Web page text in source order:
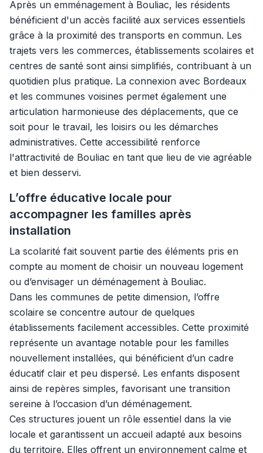
Après un emménagement à Bouliac, les résidents
bénéficient d'un accès facilité aux services essentiels
grâce à la proximité des transports en commun. Les
trajets vers les commerces, établissements scolaires et
centres de santé sont ainsi simplifiés, contribuant à un
quotidien plus pratique. La connexion avec Bordeaux
et les communes voisines permet également une
articulation harmonieuse des déplacements, que ce
soit pour le travail, les loisirs ou les démarches
administratives. Cette accessibilité renforce
l'attractivité de Bouliac en tant que lieu de vie agréable
et bien desservi.
L’offre éducative locale pour
accompagner les familles après
installation
La scolarité fait souvent partie des éléments pris en
compte au moment de choisir un nouveau logement
ou d’envisager un déménagement à Bouliac.
Dans les communes de petite dimension, l’offre
scolaire se concentre autour de quelques
établissements facilement accessibles. Cette proximité
représente un avantage notable pour les familles
nouvellement installées, qui bénéficient d’un cadre
éducatif clair et peu dispersé. Les enfants disposent
ainsi de repères simples, favorisant une transition
sereine à l’occasion d’un déménagement.
Ces structures jouent un rôle essentiel dans la vie
locale et garantissent un accueil adapté aux besoins
du territoire. Elles offrent un environnement calme et